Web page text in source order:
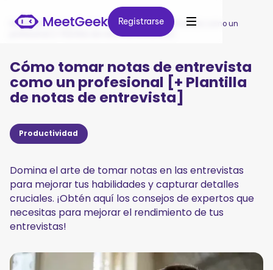
Registrarse
Registrarse
MeetGeek / Blog / Cómo tomar notas de entrevista como un
profesional [+ Plantilla de notas de entrevista]
Cómo tomar notas de entrevista
como un profesional [+ Plantilla
de notas de entrevista]
Productividad
Domina el arte de tomar notas en las entrevistas
para mejorar tus habilidades y capturar detalles
cruciales. ¡Obtén aquí los consejos de expertos que
necesitas para mejorar el rendimiento de tus
entrevistas!